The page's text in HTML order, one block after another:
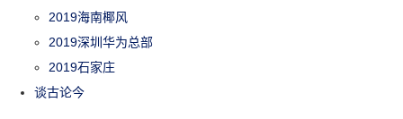
2019海南椰风
2019深圳华为总部
2019石家庄
谈古论今